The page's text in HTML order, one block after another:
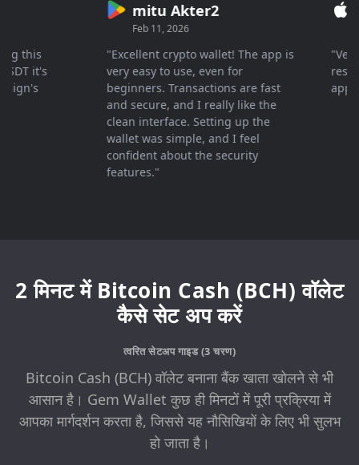
it's
mitu Akter2
Feb 11, 2026
"Excellent crypto wallet! The app is
very easy to use, even for
beginners. Transactions are fast
and secure, and I really like the
clean interface. Setting up the
wallet was simple, and I feel
confident about the security
features."
"Very
2 मिनट में Bitcoin Cash (BCH) वॉलेट
कैसे सेट अप करें
त्वरित सेटअप गाइड (3 चरण)
Bitcoin Cash (BCH) वॉलेट बनाना बैंक खाता खोलने से भी
आसान है। Gem Wallet कुछ ही मिनटों में पूरी प्रक्रिया में
आपका मार्गदर्शन करता है, जिससे यह नौसिखियों के लिए भी सुलभ
हो जाता है।